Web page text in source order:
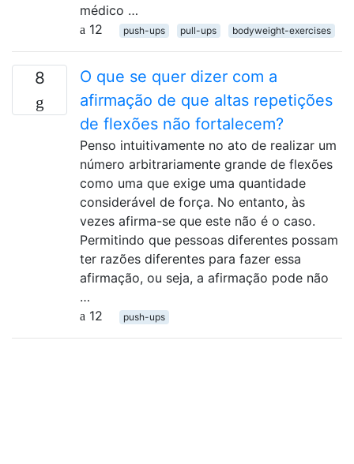
médico …
12
push-ups pull-ups bodyweight-exercises
8
O que se quer dizer com a
afirmação de que altas repetições
de flexões não fortalecem?
Penso intuitivamente no ato de realizar um
número arbitrariamente grande de flexões
como uma que exige uma quantidade
considerável de força. No entanto, às
vezes afirma-se que este não é o caso.
Permitindo que pessoas diferentes possam
ter razões diferentes para fazer essa
afirmação, ou seja, a afirmação pode não
…
12
push-ups